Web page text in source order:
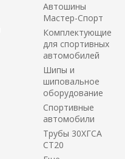
Автошины
Мастер-Спорт
Комплектующие
для спортивных
автомобилей
Шипы и
шиповальное
оборудование
Cпортивные
автомобили
Трубы 30ХГСА
СТ20